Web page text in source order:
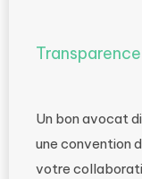
Un bon avocat
une convention
votre